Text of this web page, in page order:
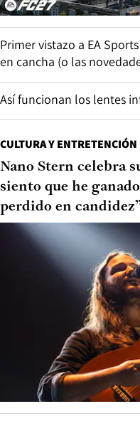
Primer vistazo a EA
en cancha (o las
Así funcionan los lentes
CULTURA Y ENTRETENCIÓN
Nano Stern celebra
siento que he
perdido en